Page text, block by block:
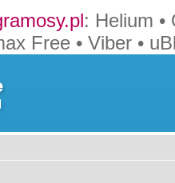
: Helium •
Free • Viber •